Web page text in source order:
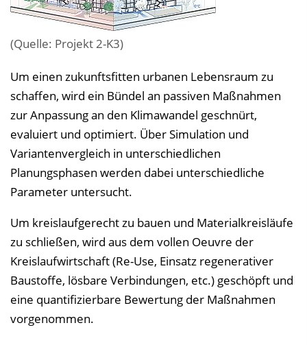
(Quelle: Projekt 2-K3)
Um einen zukunftsfitten urbanen Lebensraum zu
schaffen, wird ein Bündel an passiven Maßnahmen
zur Anpassung an den Klimawandel geschnürt,
evaluiert und optimiert. Über Simulation und
Variantenvergleich in unterschiedlichen
Planungsphasen werden dabei unterschiedliche
Parameter untersucht.
Um kreislaufgerecht zu bauen und Materialkreisläufe
zu schließen, wird aus dem vollen Oeuvre der
Kreislaufwirtschaft (Re-Use, Einsatz regenerativer
Baustoffe, lösbare Verbindungen, etc.) geschöpft und
eine quantifizierbare Bewertung der Maßnahmen
vorgenommen.